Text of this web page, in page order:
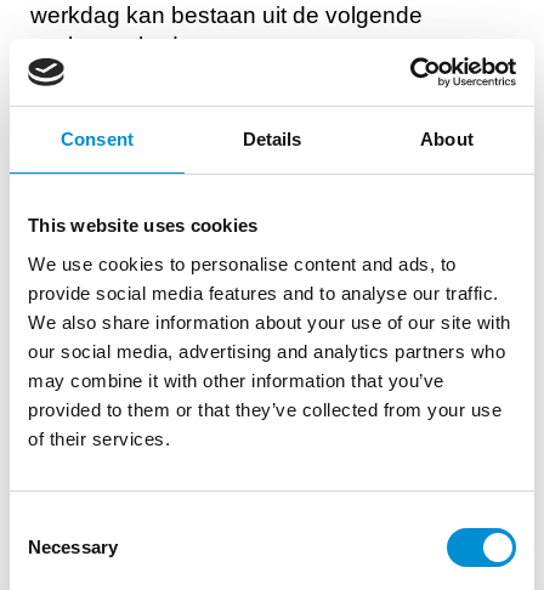
Consent Details About
This website uses cookies
We use cookies to personalise content and ads, to
provide social media features and to analyse our traffic.
We also share information about your use of our site with
our social media, advertising and analytics partners who
may combine it with other information that you’ve
provided to them or that they’ve collected from your use
of their services.
Selection
Necessary
werkdag kan bestaan uit de volgende
werkzaamheden:
Het correct voeren van de bedrijfsbrede
financiële administratie;
Verwerken van inkomende facturen en
verwerking;
Onderhouden van diverse
bedrijfsgerelateerde mailboxen over
financiële en contract-gerelateerde
vraagstukken;
Proactief klanten benaderen over
openstaande betalingen en assisteren bij
Het coderen en boeken van bank- en
Het controleren en specificeren van